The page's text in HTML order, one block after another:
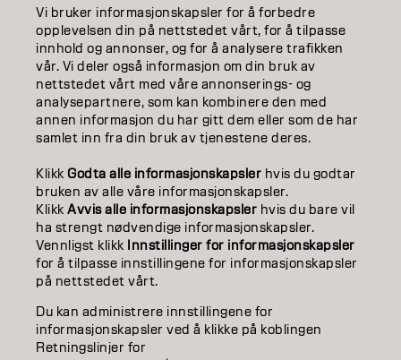
INSPIRATION
EDUCATION
ABOUT
SALON FINDER
BECOME A PARTNER
CONTACT US
ImprintPrivacy Policy Cookie Policy
Accessibility
Vi bruker informasjonskapsler for å forbedre
opplevelsen din på nettstedet vårt, for å tilpasse
innhold og annonser, og for å analysere trafikken
vår. Vi deler også informasjon om din bruk av
nettstedet vårt med våre annonserings- og
analysepartnere, som kan kombinere den med
annen informasjon du har gitt dem eller som de har
samlet inn fra din bruk av tjenestene deres.
KlikkGodta alle informasjonskapsler hvis du godtar
bruken av alle våre informasjonskapsler.
KlikkAvvis alle informasjonskapsler hvis du bare vil
ha strengt nødvendige informasjonskapsler.
Vennligst klikk Innstillinger for informasjonskapsler
for å tilpasse innstillingene for informasjonskapsler
på nettstedet vårt.
Du kan administrere innstillingene for
informasjonskapsler ved å klikke på koblingen
Retningslinjer for